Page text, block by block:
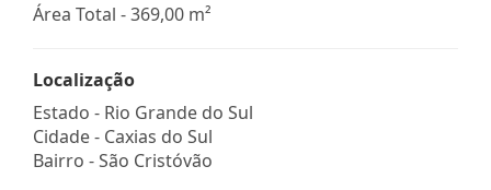
Área Total - 369,00 m²
Localização
Estado - Rio Grande do Sul
Cidade - Caxias do Sul
Bairro -São Cristóvão